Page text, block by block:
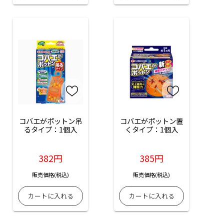
コバエがポットン吊
るタイプ：1個入
382円
販売価格(税込)
コバエがポットン置
くタイプ：1個入
385円
販売価格(税込)